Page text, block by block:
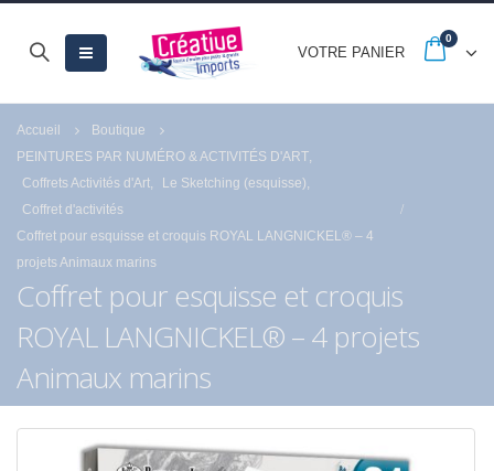
VOTRE PANIER
0
Accueil
Boutique
PEINTURES PAR NUMÉRO & ACTIVITÉS D'ART
Coffrets Activités d'Art
Le Sketching (esquisse)
Coffret d'activités
Coffret pour esquisse et croquis ROYAL LANGNICKEL® – 4
projets Animaux marins
Coffret pour esquisse et croquis
ROYAL LANGNICKEL® – 4 projets
Animaux marins